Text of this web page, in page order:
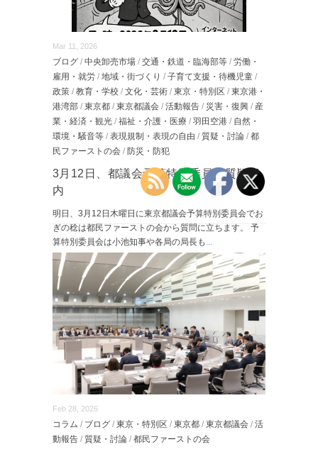
Mar 11, 2026
ブログ / 中央卸売市場 / 交通・鉄道・臨海部等 / 労働・
雇用・就労 / 地域・街づくり / 子育て支援・待機児童 /
政策 / 教育・学校 / 文化・芸術 / 東京・特別区 / 東京港・
港湾部 / 東京都 / 東京都議会 / 活動報告 / 災害・復興 / 産
業・経済・観光 / 福祉・介護・医療 / 羽田空港 / 自然・
環境・騒音等 / 表現規制・表現の自由 / 質疑・討論 / 都
民ファーストの会 / 防災・防犯
3月12日、都議会予算特別委員会質疑案
内
明日、3月12日木曜日に東京都議会予算特別委員会でお
ぎの稔は都民ファーストの会から質問に立ちます。 予
算特別委員会は小池知事や各局の局長も
続きを読む
Feb 28, 2026
コラム / ブログ / 東京・特別区 / 東京都 / 東京都議会 / 活
動報告 / 質疑・討論 / 都民ファーストの会